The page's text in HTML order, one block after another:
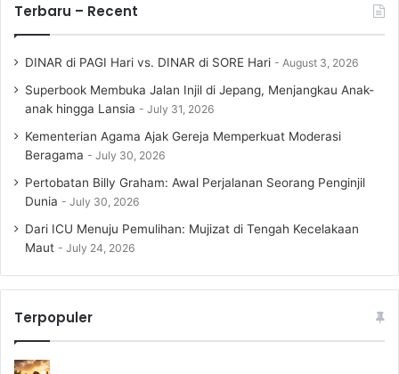
Terbaru – Recent
DINAR di PAGI Hari vs. DINAR di SORE Hari August 3, 2026
Superbook Membuka Jalan Injil di Jepang, Menjangkau Anak-
anak hingga Lansia
July 31, 2026
Kementerian Agama Ajak Gereja Memperkuat Moderasi
Beragama
July 30, 2026
Pertobatan Billy Graham: Awal Perjalanan Seorang Penginjil
Dunia
July 30, 2026
Dari ICU Menuju Pemulihan: Mujizat di Tengah Kecelakaan
Maut
July 24, 2026
Terpopuler